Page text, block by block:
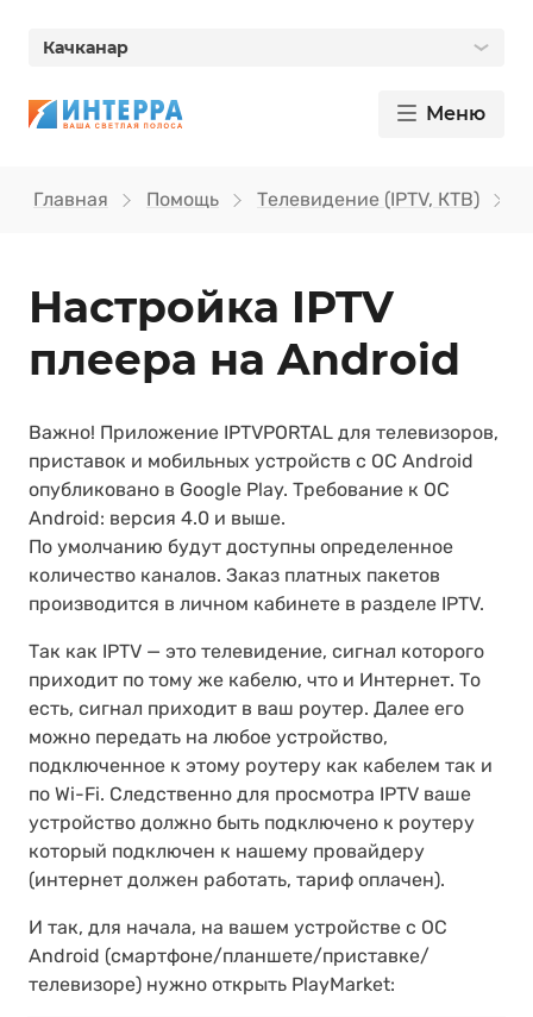
Качканар
Меню
Главная Помощь Телевидение (IPTV, КТВ)
Настройка IPTV
плеера на Android
Важно! Приложение IPTVPORTAL для телевизоров,
приставок и мобильных устройств с ОС Android
опубликовано в Google Play. Требование к ОС
Android: версия 4.0 и выше.
По умолчанию будут доступны определенное
количество каналов. Заказ платных пакетов
производится в личном кабинете в разделе IPTV.
Так как IPTV — это телевидение, сигнал которого
приходит по тому же кабелю, что и Интернет. То
есть, сигнал приходит в ваш роутер. Далее его
можно передать на любое устройство,
подключенное к этому роутеру как кабелем так и
по Wi-Fi. Следственно для просмотра IPTV ваше
устройство должно быть подключено к роутеру
который подключен к нашему провайдеру
(интернет должен работать, тариф оплачен).
И так, для начала, на вашем устройстве с ОС
Android (смартфоне/планшете/приставке/
телевизоре) нужно открыть PlayMarket: